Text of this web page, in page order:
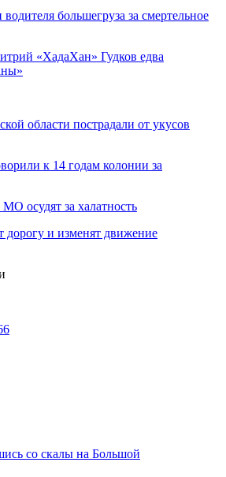
большегруза за смертельное
«ХадаХан» Гудков едва
области пострадали от укусов
к 14 годам колонии за
осудят за халатность
дорогу и изменят движение
со скалы на Большой